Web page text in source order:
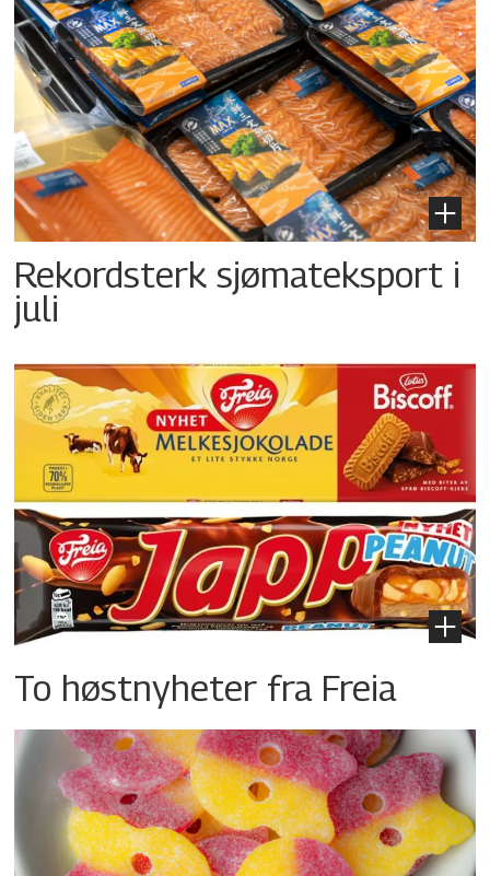
Rekordsterk sjømateksport i
juli
To høstnyheter fra Freia